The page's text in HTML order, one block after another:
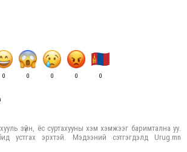
0 0 0 0 0
зүйн, ёс суртахууны хэм хэмжээг баримтална уу.
устгах эрхтэй. Мэдээний сэтгэгдэлд Urug.mn